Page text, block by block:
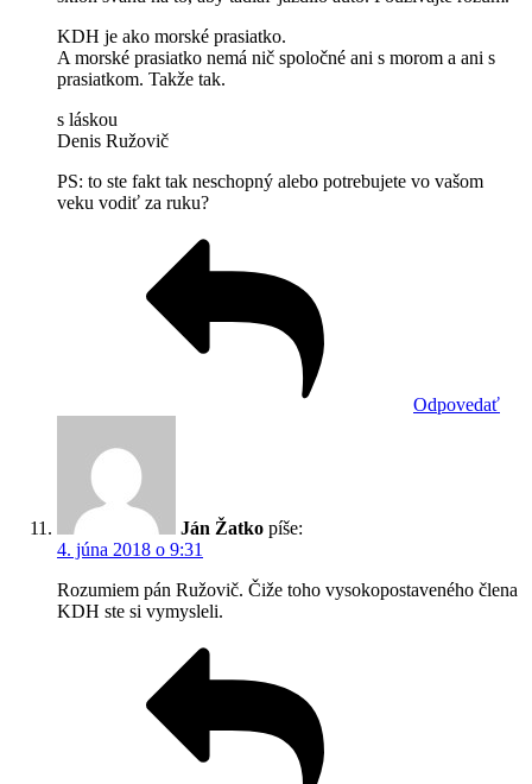
KDH je ako morské prasiatko.
A morské prasiatko nemá nič spoločné ani s morom a ani s
prasiatkom. Takže tak.
s láskou
Denis Ružovič
PS: to ste fakt tak neschopný alebo potrebujete vo vašom
veku vodiť za ruku?
Odpovedať
Ján Žatko píše:
4. júna 2018 o 9:31
Rozumiem pán Ružovič. Čiže toho vysokopostaveného člena
KDH ste si vymysleli.